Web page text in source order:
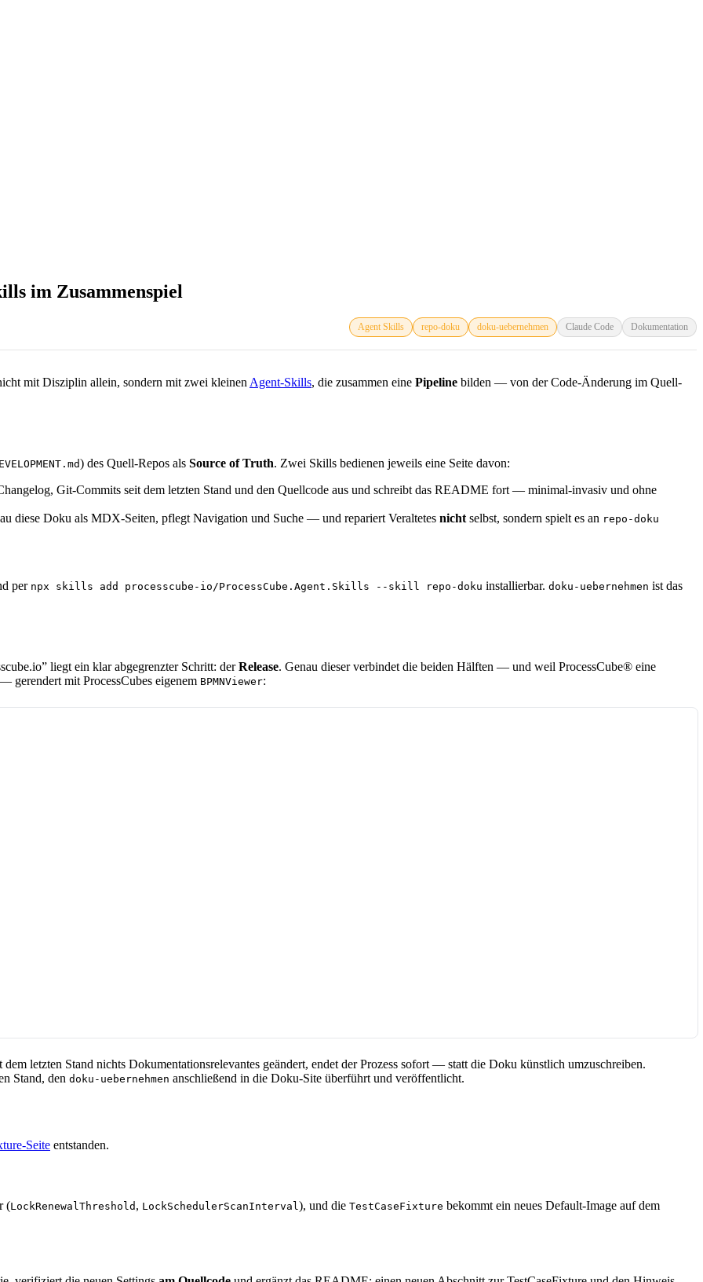
im Zusammenspiel
Agent Skills repo-doku doku-uebernehmen Claude Code Dokumentation
mit Disziplin allein, sondern mit zwei kleinenAgent-Skills, die zusammen eine Pipeline bilden — von der Code-Änderung im Quell-
) des Quell-Repos als Source of Truth. Zwei Skills bedienen jeweils eine Seite davon:
Git-Commits seit dem letzten Stand und den Quellcode aus und schreibt das README fort — minimal-invasiv und ohne
diese Doku als MDX-Seiten, pflegt Navigation und Suche — und repariert Veraltetes nicht selbst, sondern spielt es an repo-doku
per npx skills add processcube-io/ProcessCube.Agent.Skills --skill repo-doku installierbar. doku-uebernehmen ist das
liegt ein klar abgegrenzter Schritt: derRelease. Genau dieser verbindet die beiden Hälften — und weil ProcessCube® eine
gerendert mit ProcessCubes eigenem BPMNViewer:
letzten Stand nichts Dokumentationsrelevantes geändert, endet der Prozess sofort — statt die Doku künstlich umzuschreiben.
Stand, den doku-uebernehmen anschließend in die Doku-Site überführt und veröffentlicht.
Seite entstanden.
(LockRenewalThreshold , LockSchedulerScanInterval), und die TestCaseFixture bekommt ein neues Default-Image auf dem